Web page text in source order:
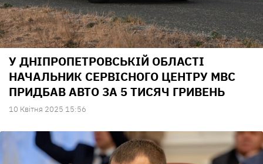
У ДНІПРОПЕТРОВСЬКІЙ ОБЛАСТІ
НАЧАЛЬНИК СЕРВІСНОГО ЦЕНТРУ МВС
ПРИДБАВ АВТО ЗА 5 ТИСЯЧ ГРИВЕНЬ
10 Квiтня 2025 15:56